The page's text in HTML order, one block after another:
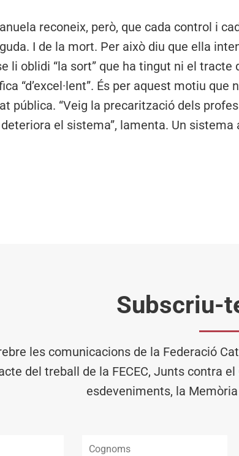
reconeix, però, que cada control i
I de la mort. Per això diu que ella
li oblidi “la sort” que ha tingut ni el
“d’excel·lent”. És per aquest motiu
pública. “Veig la precarització dels
el sistema”, lamenta. Un
Subscriu-
les comunicacions de la Federació
del treball de la FECEC, Junts contra
esdeveniments, la